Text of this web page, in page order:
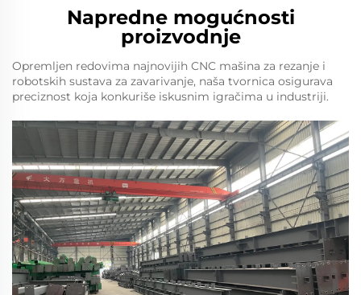
Napredne mogućnosti
proizvodnje
Opremljen redovima najnovijih CNC mašina za rezanje i
robotskih sustava za zavarivanje, naša tvornica osigurava
preciznost koja konkuriše iskusnim igračima u industriji.